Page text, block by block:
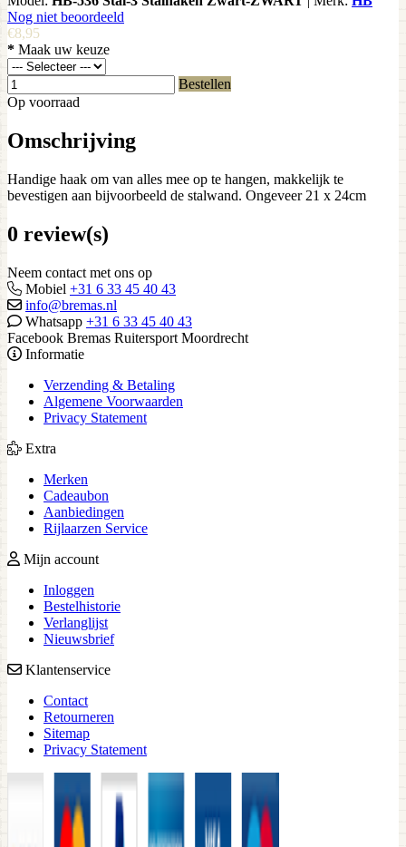
Nog niet beoordeeld
€8,95
* Maak uw keuze
Bestellen
Op voorraad
Omschrijving
Handige haak om van alles mee op te hangen, makkelijk te
bevestigen aan bijvoorbeeld de stalwand. Ongeveer 21 x 24cm
0 review(s)
Neem contact met ons op
Mobiel +31 6 33 45 40 43
info@bremas.nl
Whatsapp +31 6 33 45 40 43
Facebook Bremas Ruitersport Moordrecht
Informatie
Verzending & Betaling
Algemene Voorwaarden
Privacy Statement
Extra
Merken
Cadeaubon
Aanbiedingen
Rijlaarzen Service
Mijn account
Inloggen
Bestelhistorie
Verlanglijst
Nieuwsbrief
Klantenservice
Contact
Retourneren
Sitemap
Privacy Statement